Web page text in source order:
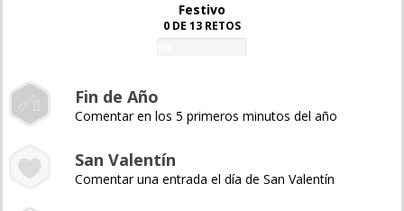
Festivo
0 DE 13 RETOS
Fin de Año
Comentar en los 5 primeros minutos del año
San Valentín
Comentar una entrada el día de San Valentín